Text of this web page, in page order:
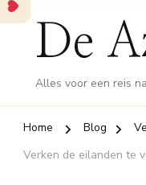
De
Alles voor een reis
Home Blog
Verken de eilanden te